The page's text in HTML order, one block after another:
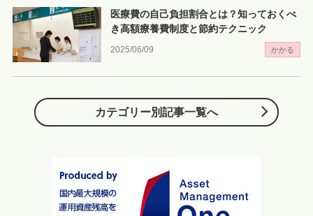
2025/06/09 かかる
医療費の自己負担割合とは？知っておくべ
き高額療養費制度と節約テクニック
カテゴリー別記事一覧へ